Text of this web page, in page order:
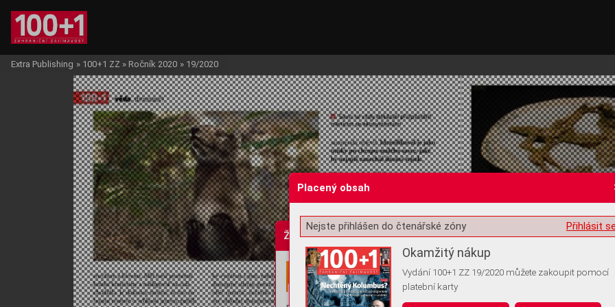
Žádost o souhlas s ukládáním volitelných informací
Extra Publishing » 100+1 ZZ » Ročník 2020 » 19/2020
Placený obsah
Přihlásit
Nejste přihlášen do čtenářské zóny
Okamžitý nákup
Vydání 100+1 ZZ 19/2020 můžete zakoupit pomocí
platební karty